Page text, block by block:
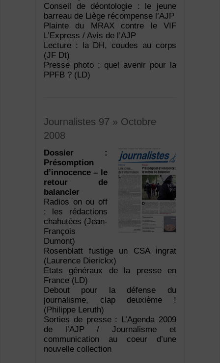
Conseil de déontologie : le jeune
barreau de Liège récompense l’AJP
Plainte du MRAX contre le VIF
L’Express / Avis de l’AJP
Lecture : la DH, coudes au corps
(JF Dt)
Presse photo : quel avenir pour la
PPFB ? (LD)
Journalistes 97 » Octobre
2008
Dossier :
Présomption
d’innocence – le
retour de
balancier
Radios on ou off
: les rédactions
chahutées (Jean-
François
Dumont)
Rosenblatt fustige un CSA ingrat
(Laurence Dierickx)
Etats généraux de la presse en
France (LD)
Debout pour la défense du
journalisme, clap deuxième !
(Philippe Leruth)
Sorties de presse : L’Agenda 2009
de l’AJP / Journalisme et
communication au coeur d’une
nouvelle collection